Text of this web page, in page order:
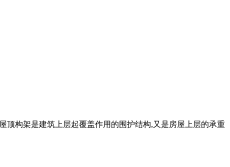
顶构架是建筑上层起覆盖作用的围护结构,又是房屋上层的承重